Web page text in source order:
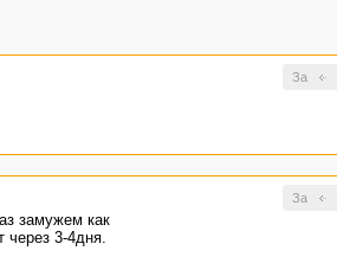
За
За
замужем как
через 3-4дня.